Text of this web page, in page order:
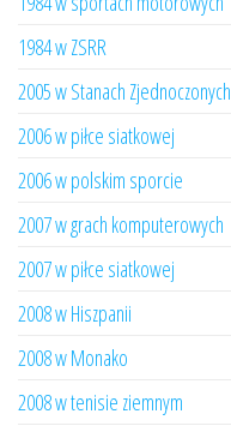
1984 w ZSRR
2005 w Stanach Zjednoczonych
2006 w piłce siatkowej
2006 w polskim sporcie
2007 w grach komputerowych
2007 w piłce siatkowej
2008 w Hiszpanii
2008 w Monako
2008 w tenisie ziemnym